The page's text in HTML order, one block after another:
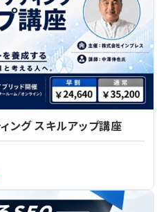
ング スキルアップ講座